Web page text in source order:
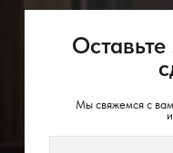
Мы свяжемся с